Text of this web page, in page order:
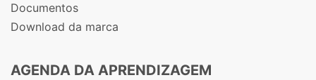
Documentos
Download da marca
AGENDA DA APRENDIZAGEM